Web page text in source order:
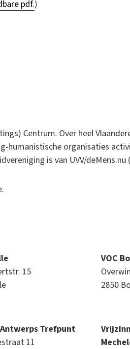
pdf.)
Centrum. Over heel
humanistische organisaties
is van UVV/deMens.nu (
15
VOC
2850
Trefpunt
11